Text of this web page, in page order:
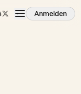
Anmelden